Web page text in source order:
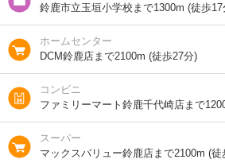
この物件にお問い合
フレンド Ａ棟 3階
7.5万円
(管理費 3000円)
敷 0円 礼
7.5万円
2LDK｜71.07m²｜3階/3階建
鈴鹿市立玉垣小学校まで1300m (徒歩17
ホームセンター
DCM鈴鹿店まで2100m (徒歩27分)
コンビニ
ファミリーマート鈴鹿千代崎店まで
スーパー
マックスバリュー鈴鹿店まで2100m (徒